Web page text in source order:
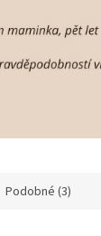
Podobné (3)